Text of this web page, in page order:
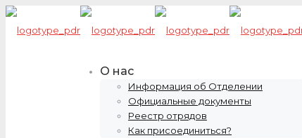
О нас
Информация об Отделении
Официальные документы
Реестр отрядов
Как присоединиться?